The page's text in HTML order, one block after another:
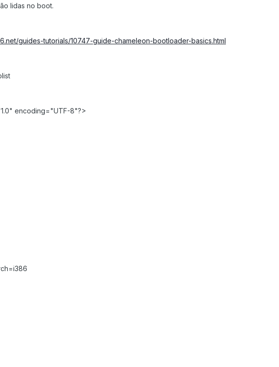
lidas no boot.
guides-tutorials/10747-guide-chameleon-bootloader-basics.html
encoding="UTF-8"?>